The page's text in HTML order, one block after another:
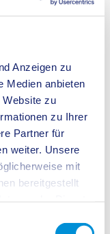
Anzeigen zu
Medien anbieten
Website zu
zu Ihrer
Partner für
weiter. Unsere
mit
bereitgestellt